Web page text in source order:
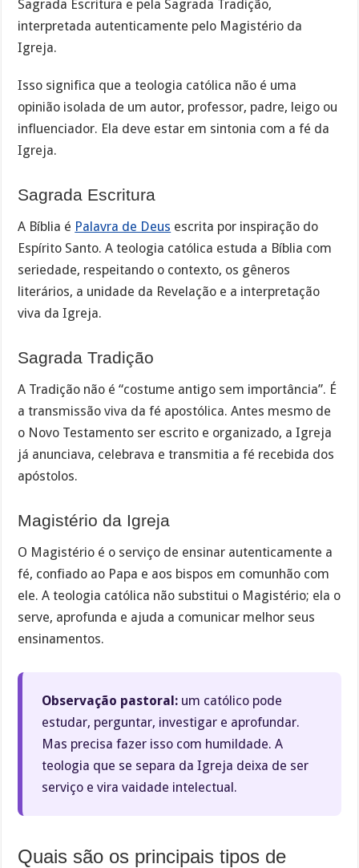
Sagrada Escritura e pela Sagrada Tradição,
interpretada autenticamente pelo Magistério da
Igreja.
Isso significa que a teologia católica não é uma
opinião isolada de um autor, professor, padre, leigo ou
influenciador. Ela deve estar em sintonia com a fé da
Igreja.
Sagrada Escritura
A Bíblia é Palavra de Deus escrita por inspiração do
Espírito Santo. A teologia católica estuda a Bíblia com
seriedade, respeitando o contexto, os gêneros
literários, a unidade da Revelação e a interpretação
viva da Igreja.
Sagrada Tradição
A Tradição não é “costume antigo sem importância”. É
a transmissão viva da fé apostólica. Antes mesmo de
o Novo Testamento ser escrito e organizado, a Igreja
já anunciava, celebrava e transmitia a fé recebida dos
apóstolos.
Magistério da Igreja
O Magistério é o serviço de ensinar autenticamente a
fé, confiado ao Papa e aos bispos em comunhão com
ele. A teologia católica não substitui o Magistério; ela o
serve, aprofunda e ajuda a comunicar melhor seus
ensinamentos.
Observação pastoral: um católico pode
estudar, perguntar, investigar e aprofundar.
Mas precisa fazer isso com humildade. A
teologia que se separa da Igreja deixa de ser
serviço e vira vaidade intelectual.
Quais são os principais tipos de